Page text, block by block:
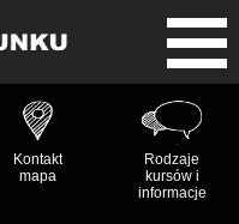
Kontakt
mapa
Rodzaje
kursów i
informacje